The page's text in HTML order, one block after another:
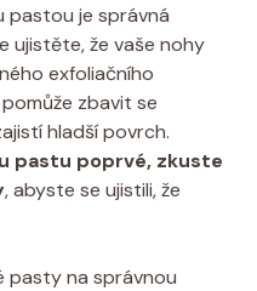
pastou je správná
ujistěte, že vaše nohy
exfoliačního
zbavit se
hladší povrch.
pastu poprvé, zkuste
, abyste se ujistili, že
pasty na správnou